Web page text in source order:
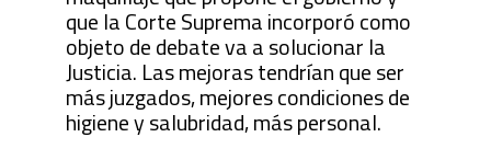
que la Corte Suprema incorporó como
objeto de debate va a solucionar la
Justicia. Las mejoras tendrían que ser
más juzgados, mejores condiciones de
higiene y salubridad, más personal.